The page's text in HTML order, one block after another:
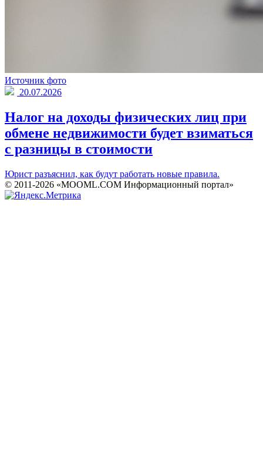
Источник фото
20.07.2026
Налог на доходы физических лиц при
обмене недвижимости будет взиматься
с разницы в стоимости
Юрист разъяснил, как будут работать новые правила.
© 2011-2026 «MOOML.COM Информационный портал»